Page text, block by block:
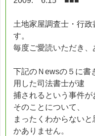
土地家屋調査士・行
す。
毎度ご愛読いただき、
下記のＮewsの５に書
用した司法書士が逮
捕されるという事件
そのことについて、
まったくわからない
かありません。